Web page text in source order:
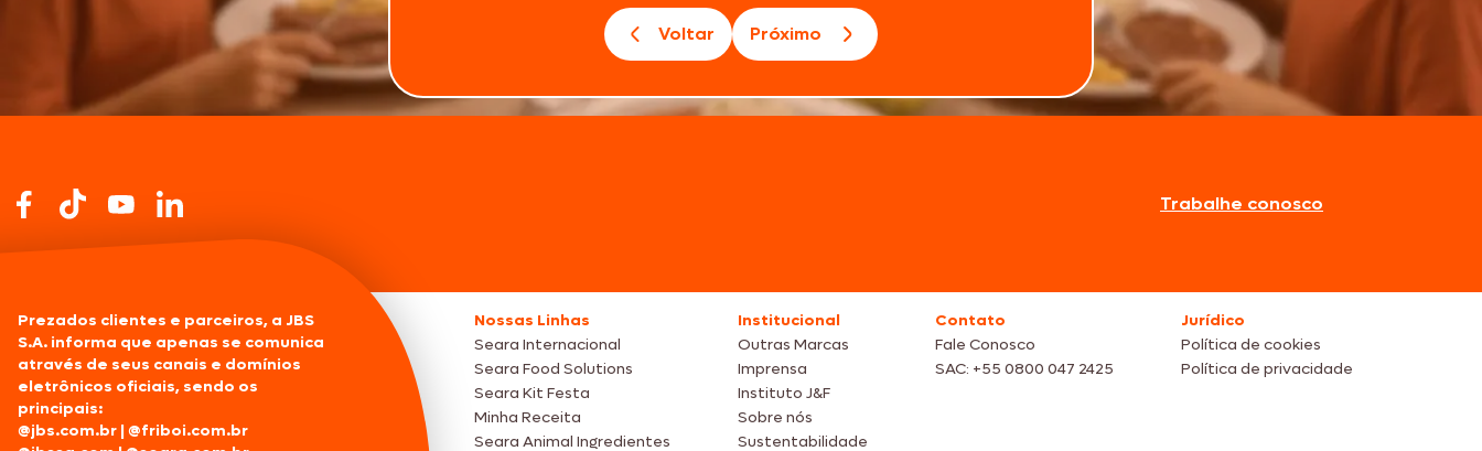
Voltar Próximo
Trabalhe conosco
Prezados clientes e parceiros, a JBS
S.A. informa que apenas se comunica
através de seus canais e domínios
eletrônicos oficiais, sendo os
principais:
@jbs.com.br |@friboi.com.br
Nossas Linhas
Seara Internacional
Seara Food Solutions
Seara Kit Festa
Minha Receita
Seara Animal Ingredientes
Institucional
Outras Marcas
Imprensa
Instituto J&F
Sobre nós
Sustentabilidade
Contato
Fale Conosco
SAC: +55 0800 047 2425
Jurídico
Política de cookies
Política de privacidade